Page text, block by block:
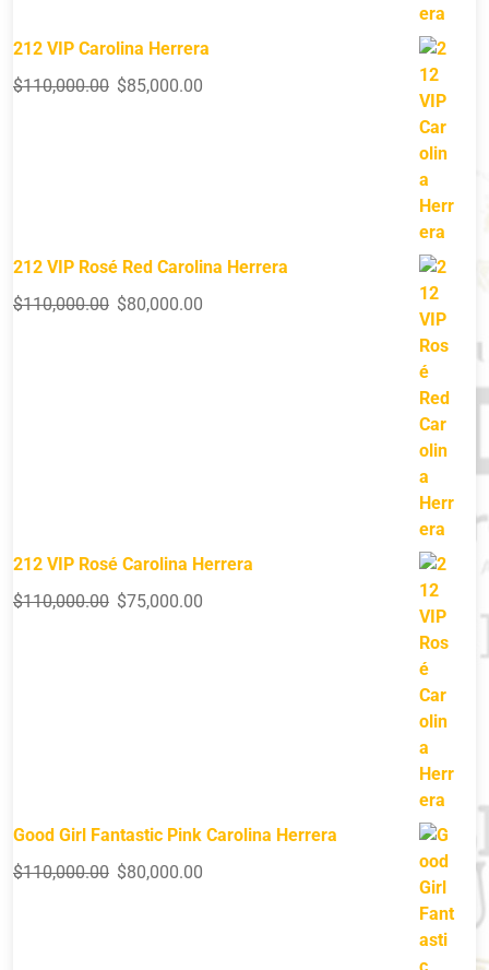
212 VIP Carolina Herrera
$110,000.00 $85,000.00
212 VIP Rosé Red Carolina Herrera
$110,000.00 $80,000.00
212 VIP Rosé Carolina Herrera
$110,000.00 $75,000.00
Good Girl Fantastic Pink Carolina Herrera
$110,000.00 $80,000.00